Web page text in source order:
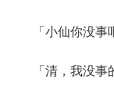
「小仙你没事
「清，我没事的